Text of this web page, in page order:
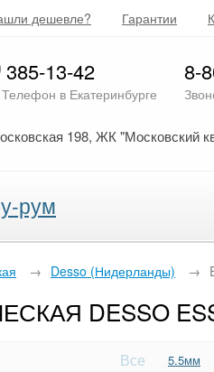
дешевле? Гарантии
385-13-42
Телефон в Екатеринбурге
8-
198, ЖК "Московский
рум
→ Desso (Нидерланды) →
DESSO
Все 5.5мм